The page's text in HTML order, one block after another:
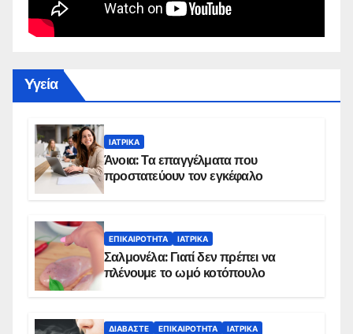
Yγεία
ΙΑΤΡΙΚΆ
Άνοια: Τα επαγγέλματα που
προστατεύουν τον εγκέφαλο
ΕΠΙΚΑΙΡΌΤΗΤΑ ΙΑΤΡΙΚΆ
Σαλμονέλα: Γιατί δεν πρέπει να
πλένουμε το ωμό κοτόπουλο
ΔΙΑΒΆΣΤΕ ΕΠΙΚΑΙΡΌΤΗΤΑ ΙΑΤΡΙΚΆ